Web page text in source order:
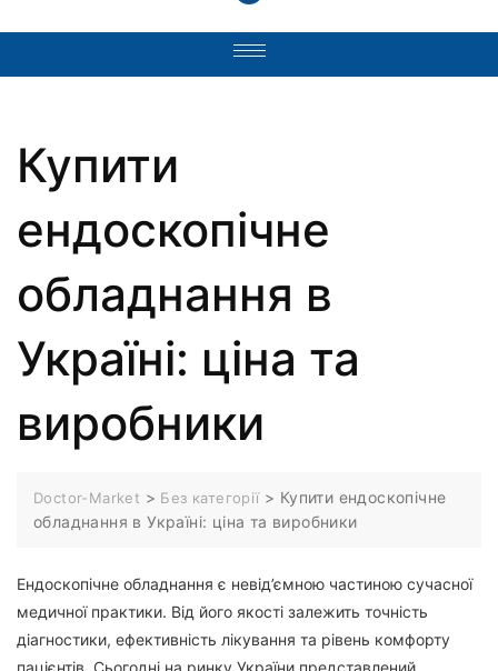
Купити
ендоскопічне
обладнання в
Україні: ціна та
виробники
Doctor-Market > Без категорії> Купити ендоскопічне
обладнання в Україні: ціна та виробники
Ендоскопічне обладнання є невід’ємною частиною сучасної
медичної практики. Від його якості залежить точність
діагностики, ефективність лікування та рівень комфорту